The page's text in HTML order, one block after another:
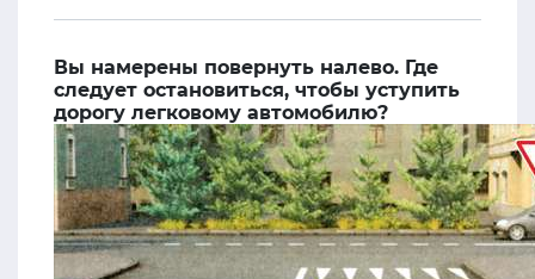
Вы намерены повернуть налево. Где
следует остановиться, чтобы уступить
дорогу легковому автомобилю?